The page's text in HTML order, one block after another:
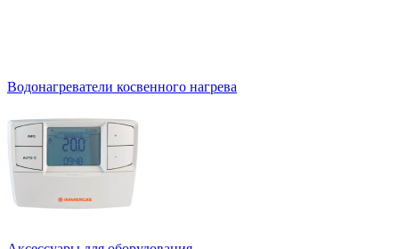
Водонагреватели косвенного нагрева